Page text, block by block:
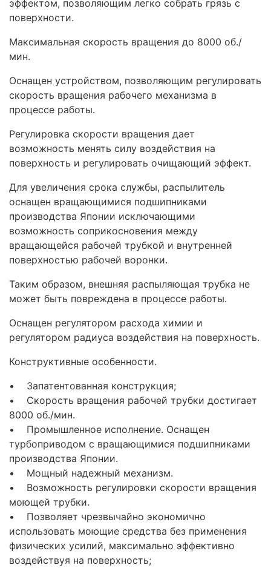
эффектом, позволяющим легко собрать грязь с
поверхности.
Максимальная скорость вращения до 8000 об./
мин.
Оснащен устройством, позволяющим регулировать
скорость вращения рабочего механизма в
процессе работы.
Регулировка скорости вращения дает
возможность менять силу воздействия на
поверхность и регулировать очищающий эффект.
Для увеличения срока службы, распылитель
оснащен вращающимися подшипниками
производства Японии исключающими
возможность соприкосновения между
вращающейся рабочей трубкой и внутренней
поверхностью рабочей воронки.
Таким образом, внешняя распыляющая трубка не
может быть повреждена в процессе работы.
Оснащен регулятором расхода химии и
регулятором радиуса воздействия на поверхность.
Конструктивные особенности.
• Запатентованная конструкция;
• Скорость вращения рабочей трубки достигает
8000 об./мин.
• Промышленное исполнение. Оснащен
турбоприводом с вращающимися подшипниками
производства Японии.
• Мощный надежный механизм.
• Возможность регулировки скорости вращения
моющей трубки.
• Позволяет чрезвычайно экономично
использовать моющие средства без применения
физических усилий, максимально эффективно
воздействуя на поверхность;